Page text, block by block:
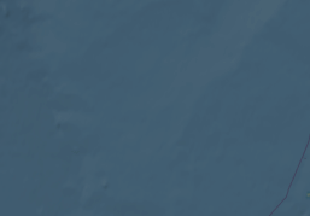
Cookies ermöglichen wesentliche
Ohne die unbedingt erforderlichen Cookies